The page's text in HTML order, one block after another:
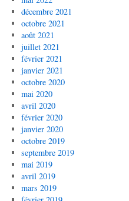
décembre 2021
octobre 2021
août 2021
juillet 2021
février 2021
janvier 2021
octobre 2020
mai 2020
avril 2020
février 2020
janvier 2020
octobre 2019
septembre 2019
mai 2019
avril 2019
mars 2019